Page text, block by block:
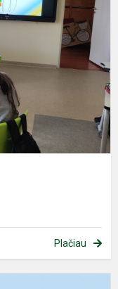
Plačiau